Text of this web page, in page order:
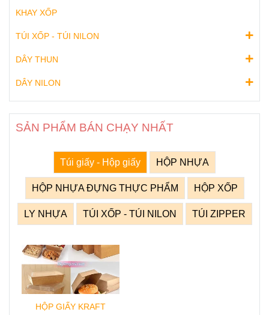
KHAY XỐP
TÚI XỐP - TÚI NILON
DÂY THUN
DÂY NILON
SẢN PHẨM BÁN CHẠY NHẤT
Túi giấy - Hộp giấy HỘP NHỰA
HỘP NHỰA ĐỰNG THỰC PHẨM HỘP XỐP
LY NHỰA TÚI XỐP - TÚI NILON TÚI ZIPPER
HỘP GIẤY KRAFT